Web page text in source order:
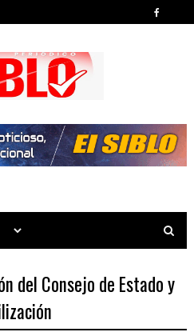
del Consejo de Estado y